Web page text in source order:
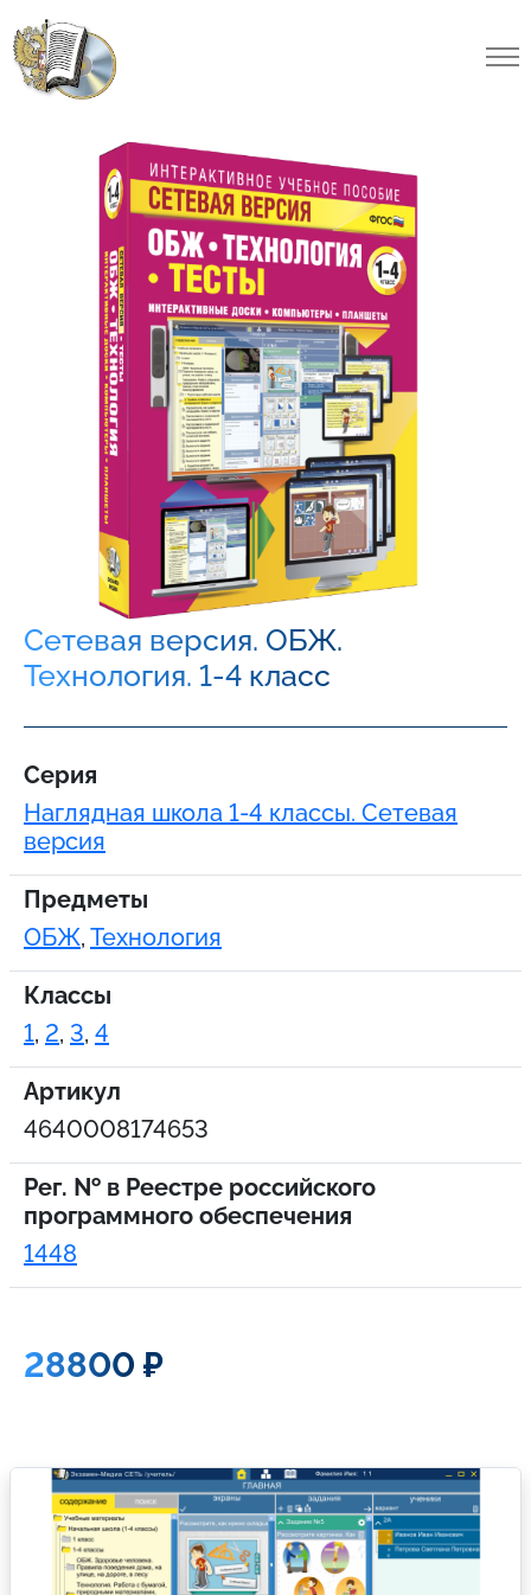
Сетевая версия. ОБЖ.
Технология. 1-4 класс
Серия
Наглядная школа 1-4 классы. Сетевая
версия
Предметы
ОБЖ, Технология
Классы
1, 2, 3, 4
Артикул
4640008174653
Рег. № в Реестре российского
программного обеспечения
1448
28800 ₽